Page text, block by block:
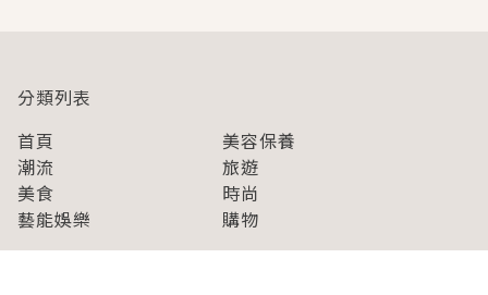
分類列表
首頁
美容保養
潮流
旅遊
美食
時尚
藝能娛樂
購物